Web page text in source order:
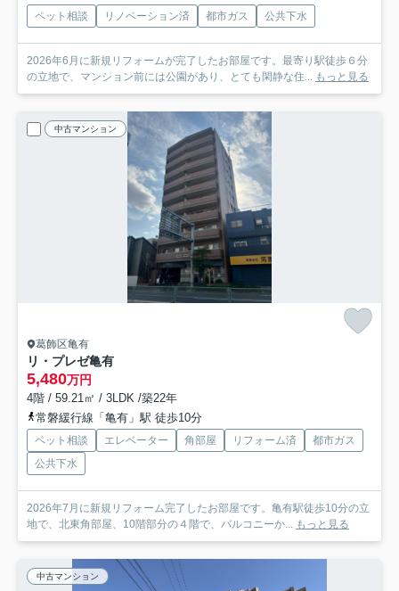
ペット相談 リノベーション済 都市ガス 公共下水
2026年6月に新規リフォームが完了したお部屋です。最寄り駅徒歩６分
の立地で、マンション前には公園があり、とても閑静な住... もっと見る
中古マンション
葛飾区亀有
リ・プレゼ亀有
5,480万円
4階 / 59.21㎡ / 3LDK /築22年
常磐緩行線「亀有」駅 徒歩10分
ペット相談 エレベーター 角部屋 リフォーム済
都市ガス
公共下水
2026年7月に新規リフォーム完了したお部屋です。亀有駅徒歩10分の立
地で、北東角部屋、10階部分の４階で、バルコニーか... もっと見る
中古マンション